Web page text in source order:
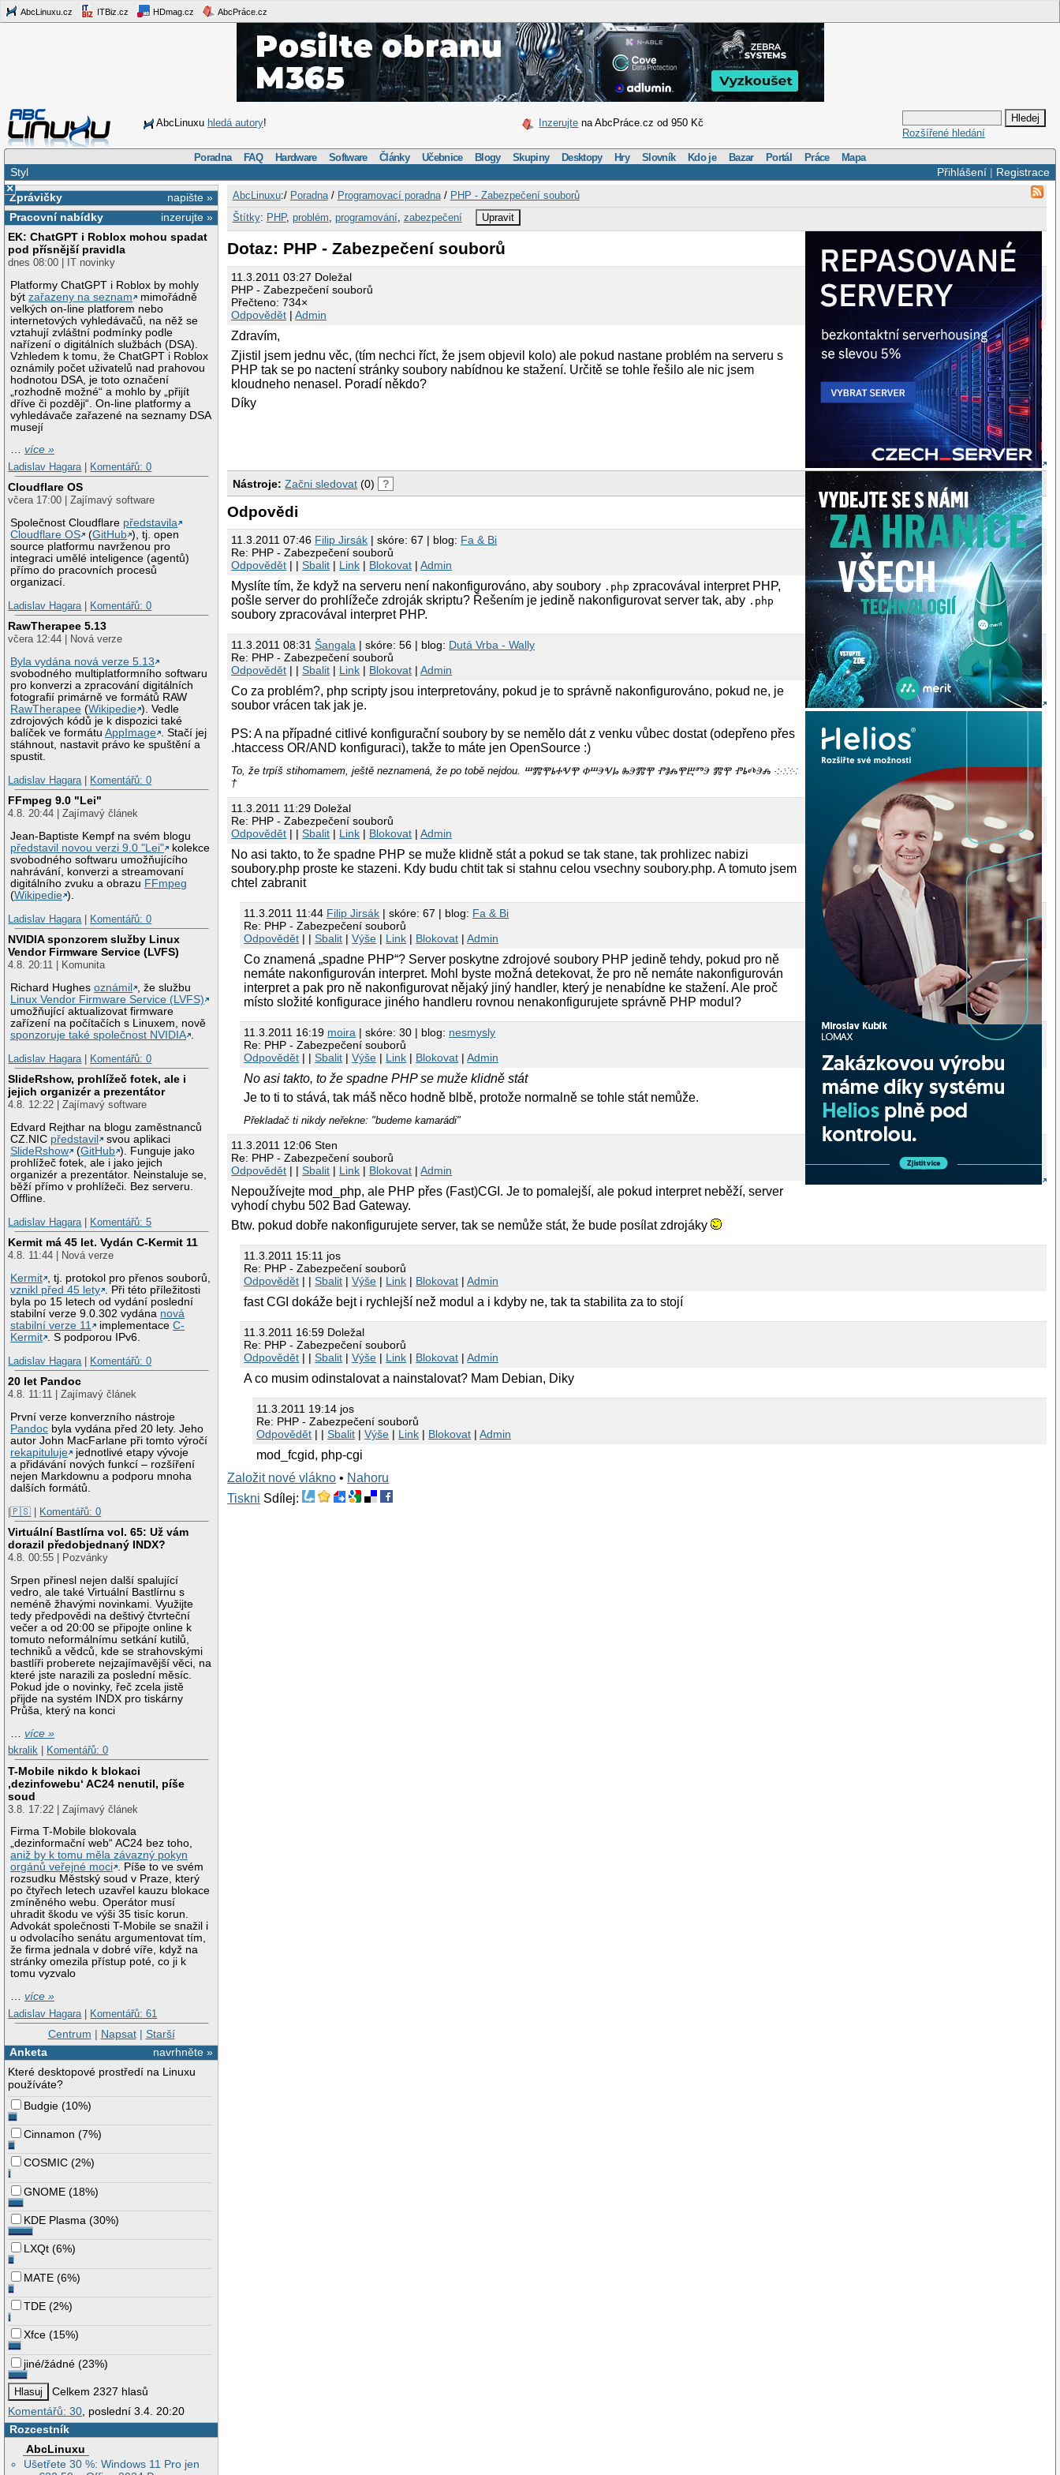
AbcLinuxu.cz ITBiz.cz HDmag.cz AbcPráce.cz
AbcLinuxu hledá autory! Inzerujte na AbcPráce.cz od 950 Kč
Rozšířené hledání
Poradna FAQ Hardware Software Články Učebnice Blogy Skupiny Desktopy Hry Slovník Kdo je Bazar Portál Práce Mapa
Přihlášení| Registrace
Styl
×
napište »
Zprávičky
inzerujte »
Pracovní nabídky
EK: ChatGPT i Roblox mohou spadat
pod přísnější pravidla
dnes 08:00 | IT novinky
Platformy ChatGPT i Roblox by mohly
býtzařazeny na seznam
mimořádně
velkých on-line platforem nebo
internetových vyhledávačů, na něž se
vztahují zvláštní podmínky podle
nařízení o digitálních službách (DSA).
Vzhledem k tomu, že ChatGPT i Roblox
oznámily počet uživatelů nad prahovou
hodnotou DSA, je toto označení
„rozhodně možné“ a mohlo by „přijít
dříve či později“. On-line platformy a
vyhledávače zařazené na seznamy DSA
musejí
…více »
Ladislav Hagara
Komentářů: 0
Cloudflare OS
včera 17:00 | Zajímavý software
Společnost Cloudflare představila
Cloudflare OS
(GitHub ), tj. open
source platformu navrženou pro
integraci umělé inteligence (agentů)
přímo do pracovních procesů
organizací.
Ladislav Hagara
Komentářů: 0
RawTherapee 5.13
včera 12:44 | Nová verze
Byla vydána nová verze 5.13
svobodného multiplatformního softwaru
pro konverzi a zpracování digitálních
fotografií primárně ve formátů RAW
RawTherapee (Wikipedie ). Vedle
zdrojových kódů je k dispozici také
balíček ve formátuAppImage . Stačí jej
stáhnout, nastavit právo ke spuštění a
spustit.
Ladislav Hagara
Komentářů: 0
FFmpeg 9.0 "Lei"
4.8. 20:44 | Zajímavý článek
Jean-Baptiste Kempf na svém blogu
představil novou verzi 9.0 "Lei"
kolekce
svobodného softwaru umožňujícího
nahrávání, konverzi a streamovaní
digitálního zvuku a obrazu FFmpeg
(Wikipedie ).
Ladislav Hagara
Komentářů: 0
NVIDIA sponzorem služby Linux
Vendor Firmware Service (LVFS)
4.8. 20:11 | Komunita
Richard Hughesoznámil
, že službu
Linux Vendor Firmware Service (LVFS)
umožňující aktualizovat firmware
zařízení na počítačích s Linuxem, nově
sponzoruje také společnost NVIDIA .
Ladislav Hagara | Komentářů: 0
SlideRshow, prohlížeč fotek, ale i
jejich organizér a prezentátor
4.8. 12:22 | Zajímavý software
Edvard Rejthar na blogu zaměstnanců
CZ.NIC představil
svou aplikaci
SlideRshow
(GitHub ). Funguje jako
prohlížeč fotek, ale i jako jejich
organizér a prezentátor. Neinstaluje se,
běží přímo v prohlížeči. Bez serveru.
Offline.
Ladislav Hagara | Komentářů: 5
Kermit má 45 let. Vydán C-Kermit 11
4.8. 11:44 | Nová verze
Kermit , tj. protokol pro přenos souborů,
vznikl před 45 lety . Při této příležitosti
byla po 15 letech od vydání poslední
stabilní verze 9.0.302 vydána nová
stabilní verze 11
implementaceC-
Kermit . S podporou IPv6.
Ladislav Hagara | Komentářů: 0
20 let Pandoc
4.8. 11:11 | Zajímavý článek
První verze konverzního nástroje
Pandoc byla vydána před 20 lety. Jeho
autor John MacFarlane při tomto výročí
rekapituluje
jednotlivé etapy vývoje
a přidávání nových funkcí – rozšíření
nejen Markdownu a podporu mnoha
dalších formátů.
|🇵🇸 | Komentářů: 0
Virtuální Bastlírna vol. 65: Už vám
dorazil předobjednaný INDX?
4.8. 00:55 | Pozvánky
Srpen přinesl nejen další spalující
vedro, ale také Virtuální Bastlírnu s
neméně žhavými novinkami. Využijte
tedy předpovědi na deštivý čtvrteční
večer a od 20:00 se připojte online k
tomuto neformálnímu setkání kutilů,
techniků a vědců, kde se strahovskými
bastlíři proberete nejzajímavější věci, na
které jste narazili za poslední měsíc.
Pokud jde o novinky, řeč zcela jistě
přijde na systém INDX pro tiskárny
Průša, který na konci
…více »
bkralik
Komentářů: 0
T-Mobile nikdo k blokaci
‚dezinfowebu‘ AC24 nenutil, píše
soud
3.8. 17:22 | Zajímavý článek
Firma T-Mobile blokovala
„dezinformační web“ AC24 bez toho,
aniž by k tomu měla závazný pokyn
orgánů veřejné moci . Píše to ve svém
rozsudku Městský soud v Praze, který
po čtyřech letech uzavřel kauzu blokace
zmíněného webu. Operátor musí
uhradit škodu ve výši 35 tisíc korun.
Advokát společnosti T-Mobile se snažil i
u odvolacího senátu argumentovat tím,
že firma jednala v dobré víře, když na
stránky omezila přístup poté, co ji k
tomu vyzvalo
…více »
Ladislav Hagara | Komentářů: 61
Centrum | Napsat| Starší
navrhněte »
Anketa
Které desktopové prostředí na Linuxu
používáte?
Budgie (10%)
Cinnamon (7%)
COSMIC (2%)
GNOME (18%)
KDE Plasma (30%)
LXQt (6%)
MATE (6%)
TDE (2%)
Xfce (15%)
jiné/žádné (23%)
Celkem 2327 hlasů
Komentářů: 30, poslední 3.4. 20:20
Rozcestník
AbcLinuxu
Ušetřete 30 %: Windows 11 Pro jen
AbcLinuxu:/ Poradna/ Programovací poradna/ PHP - Zabezpečení souborů
Štítky: PHP, problém programování, zabezpečení Upravit
Dotaz: PHP - Zabezpečení souborů
11.3.2011 03:27 Doležal
PHP - Zabezpečení souborů
Přečteno: 734×
Odpovědět |Admin
Zdravím,
Zjistil jsem jednu věc, (tím nechci říct, že jsem objevil kolo) ale pokud nastane problém na serveru s
PHP tak se po nactení stránky soubory nabídnou ke stažení. Určitě se tohle řešilo ale nic jsem
kloudneho nenasel. Poradí někdo?
Díky
Nástroje: Začni sledovat (0) ?
Odpovědi
11.3.2011 07:46 Filip Jirsák | skóre: 67 | blog: Fa & Bi
Re: PHP - Zabezpečení souborů
Odpovědět | |Sbalit | Link | Blokovat |Admin
Myslíte tím, že když na serveru není nakonfigurováno, aby soubory .php zpracovával interpret PHP,
pošle server do prohlížeče zdroják skriptu? Řešením je jedině nakonfigurovat server tak, aby .php
soubory zpracovával interpret PHP.
11.3.2011 08:31Šangala | skóre: 56 | blog: Dutá Vrba - Wally
Re: PHP - Zabezpečení souborů
Odpovědět | |Sbalit | Link | Blokovat |Admin
Co za problém?, php scripty jsou interpretovány, pokud je to správně nakonfigurováno, pokud ne, je
soubor vrácen tak jak je.
PS: A na případné citlivé konfigurační soubory by se nemělo dát z venku vůbec dostat (odepřeno přes
.htaccess OR/AND konfiguraci), takže to máte jen OpenSource :)
To, že trpíš stihomamem, ještě neznamená, že po tobě nejdou. ⰞⰏⰉⰓⰀⰜⰉ ⰗⰞⰅⰜⰘ ⰈⰅⰏⰉ ⰒⰑⰎⰉⰁⰕⰅ ⰏⰉ ⰒⰓⰄⰅⰎ ·:⁖⁘⁙
†
11.3.2011 11:29 Doležal
Re: PHP - Zabezpečení souborů
Odpovědět | |Sbalit | Link | Blokovat |Admin
No asi takto, to že spadne PHP se muže klidně stát a pokud se tak stane, tak prohlizec nabizi
soubory.php proste ke stazeni. Kdy budu chtit tak si stahnu celou vsechny soubory.php. A tomuto jsem
chtel zabranit
11.3.2011 11:44 Filip Jirsák | skóre: 67 | blog: Fa & Bi
Re: PHP - Zabezpečení souborů
Odpovědět | |Sbalit |Výše | Link | Blokovat |Admin
Co znamená „spadne PHP“? Server poskytne zdrojové soubory PHP jedině tehdy, pokud pro ně
nemáte nakonfigurován interpret. Mohl byste možná detekovat, že pro ně nemáte nakonfigurován
interpret a pak pro ně nakonfigurovat nějaký jiný handler, který je nenabídne ke stažení. Ale proč
místo složité konfigurace jiného handleru rovnou nenakonfigurujete správně PHP modul?
11.3.2011 16:19 moira | skóre: 30 | blog: nesmysly
Re: PHP - Zabezpečení souborů
Odpovědět | |Sbalit |Výše | Link | Blokovat |Admin
No asi takto, to že spadne PHP se muže klidně stát
Je to ti to stává, tak máš něco hodně blbě, protože normalně se tohle stát nemůže.
Překladač ti nikdy neřekne: "budeme kamarádi"
11.3.2011 12:06 Sten
Re: PHP - Zabezpečení souborů
Odpovědět | |Sbalit | Link | Blokovat |Admin
Nepoužívejte mod_php, ale PHP přes (Fast)CGI. Je to pomalejší, ale pokud interpret neběží, server
vyhodí chybu 502 Bad Gateway.
Btw. pokud dobře nakonfigurujete server, tak se nemůže stát, že bude posílat zdrojáky
11.3.2011 15:11 jos
Re: PHP - Zabezpečení souborů
Odpovědět | |Sbalit |Výše | Link | Blokovat |Admin
fast CGI dokáže bejt i rychlejší než modul a i kdyby ne, tak ta stabilita za to stojí
11.3.2011 16:59 Doležal
Re: PHP - Zabezpečení souborů
Odpovědět | |Sbalit |Výše | Link | Blokovat |Admin
A co musim odinstalovat a nainstalovat? Mam Debian, Diky
11.3.2011 19:14 jos
Re: PHP - Zabezpečení souborů
Odpovědět | |Sbalit |Výše | Link | Blokovat |Admin
mod_fcgid, php-cgi
Založit nové vlákno • Nahoru
Tiskni Sdílej: